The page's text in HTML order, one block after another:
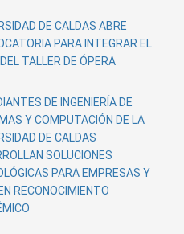
DE CALDAS ABRE
PARA INTEGRAR EL
TALLER DE ÓPERA
DE INGENIERÍA DE
Y COMPUTACIÓN DE LA
DE CALDAS
SOLUCIONES
PARA EMPRESAS Y
RECONOCIMIENTO